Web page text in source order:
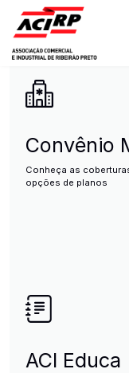
Pular para o
ACIRP -
Convênio
Conheça as
opções de planos
ACI Educa